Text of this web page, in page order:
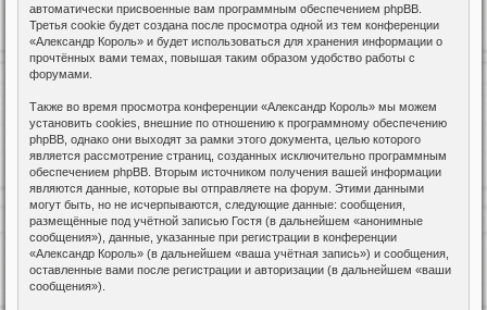
автоматически присвоенные вам программным обеспечением phpBB.
Третья cookie будет создана после просмотра одной из тем конференции
«Александр Король» и будет использоваться для хранения информации о
прочтённых вами темах, повышая таким образом удобство работы с
форумами.
Также во время просмотра конференции «Александр Король» мы можем
установить cookies, внешние по отношению к программному обеспечению
phpBB, однако они выходят за рамки этого документа, целью которого
является рассмотрение страниц, созданных исключительно программным
обеспечением phpBB. Вторым источником получения вашей информации
являются данные, которые вы отправляете на форум. Этими данными
могут быть, но не исчерпываются, следующие данные: сообщения,
размещённые под учётной записью Гостя (в дальнейшем «анонимные
сообщения»), данные, указанные при регистрации в конференции
«Александр Король» (в дальнейшем «ваша учётная запись») и сообщения,
оставленные вами после регистрации и авторизации (в дальнейшем «ваши
сообщения»).